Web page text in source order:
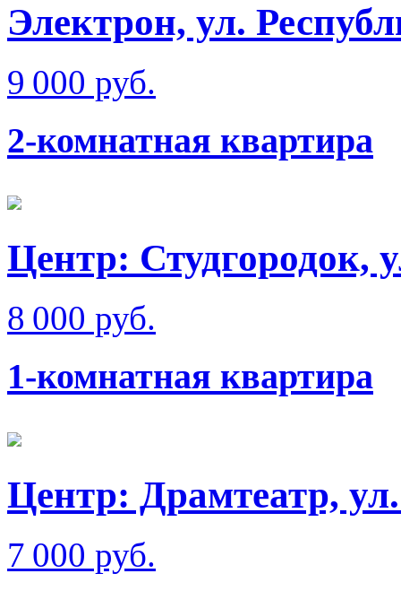
Электрон, ул.
9 000 руб.
2-комнатная квартира
Центр: Студгородок,
8 000 руб.
1-комнатная квартира
Центр: Драмтеатр,
7 000 руб.